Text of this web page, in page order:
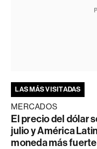
LAS MÁS VISITADAS
MERCADOS
El precio del dólar
julio y América
moneda más